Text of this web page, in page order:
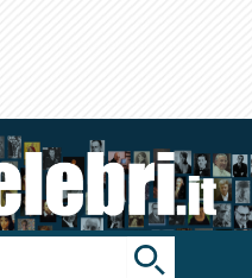
Toggle
search
bar